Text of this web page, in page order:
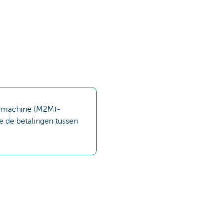
(M2M)-
de betalingen tussen